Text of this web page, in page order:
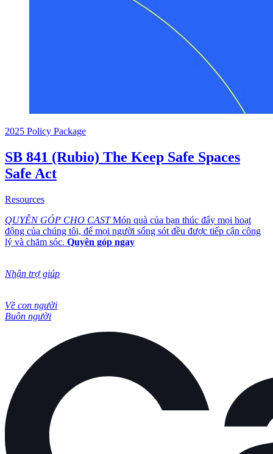
2025 Policy Package
SB 841 (Rubio) The Keep Safe Spaces
Safe Act
Resourcesabout SB 841 (Rubio) The Keep Safe Spaces Safe Act
QUYÊN GÓP CHO CASTMón quà của bạn thúc đẩy mọi hoạt
động của chúng tôi, để mọi người sống sót đều được tiếp cận công
lý và chăm sóc. Quyên góp ngay
Nhận trợ giúp
Về con người
Buôn người